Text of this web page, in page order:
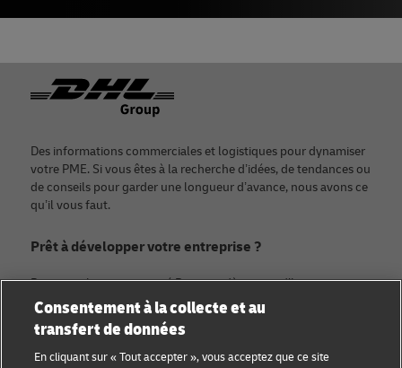
Footer
Des informations commerciales et logistiques pour dynamiser
votre PME. Si vous êtes à la recherche d’idées, de tendances ou
de conseils pour garder une longueur d’avance, nous avons ce
qu’il vous faut.
Prêt à développer votre entreprise ?
Rejoignez la communauté Discover dès aujourd’hui.
Catégories
Consentement à la collecte et au
transfert de données
En cliquant sur « Tout accepter », vous acceptez que ce site